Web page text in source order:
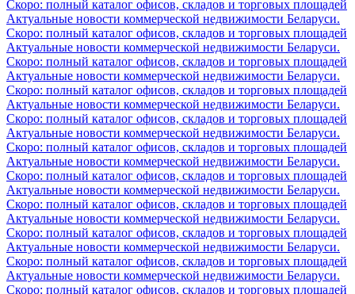
Скоро: полный каталог офисов, складов и торговых площадей
Актуальные новости коммерческой недвижимости Беларуси.
Скоро: полный каталог офисов, складов и торговых площадей
Актуальные новости коммерческой недвижимости Беларуси.
Скоро: полный каталог офисов, складов и торговых площадей
Актуальные новости коммерческой недвижимости Беларуси.
Скоро: полный каталог офисов, складов и торговых площадей
Актуальные новости коммерческой недвижимости Беларуси.
Скоро: полный каталог офисов, складов и торговых площадей
Актуальные новости коммерческой недвижимости Беларуси.
Скоро: полный каталог офисов, складов и торговых площадей
Актуальные новости коммерческой недвижимости Беларуси.
Скоро: полный каталог офисов, складов и торговых площадей
Актуальные новости коммерческой недвижимости Беларуси.
Скоро: полный каталог офисов, складов и торговых площадей
Актуальные новости коммерческой недвижимости Беларуси.
Скоро: полный каталог офисов, складов и торговых площадей
Актуальные новости коммерческой недвижимости Беларуси.
Скоро: полный каталог офисов, складов и торговых площадей
Актуальные новости коммерческой недвижимости Беларуси.
Скоро: полный каталог офисов, складов и торговых площадей